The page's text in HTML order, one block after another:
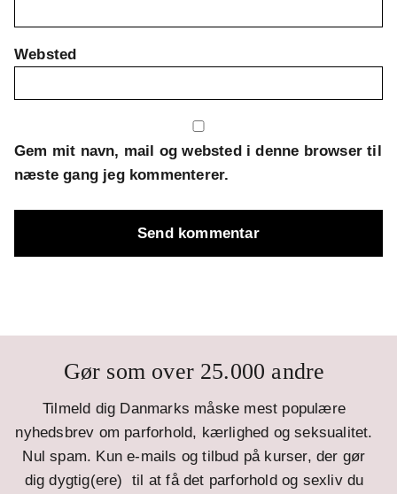
Websted
Gem mit navn, mail og websted i denne browser til
næste gang jeg kommenterer.
Gør som over 25.000 andre
Tilmeld dig Danmarks måske mest populære
nyhedsbrev om parforhold, kærlighed og seksualitet.
Nul spam. Kun e-mails og tilbud på kurser, der gør
dig dygtig(ere) til at få det parforhold og sexliv du